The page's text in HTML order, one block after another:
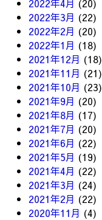
2022年4月 (20)
2022年3月 (22)
2022年2月 (20)
2022年1月 (18)
2021年12月 (18)
2021年11月 (21)
2021年10月 (23)
2021年9月 (20)
2021年8月 (17)
2021年7月 (20)
2021年6月 (22)
2021年5月 (19)
2021年4月 (22)
2021年3月 (24)
2021年2月 (22)
2020年11月 (4)